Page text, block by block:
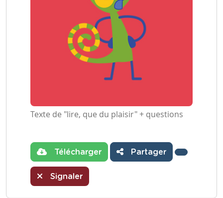
Texte de "lire, que du plaisir" + questions
Télécharger Partager
Signaler